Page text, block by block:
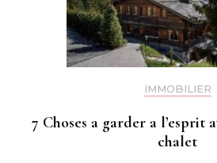
IMMOBILIER
7 Choses a garder a l’esprit
chalet